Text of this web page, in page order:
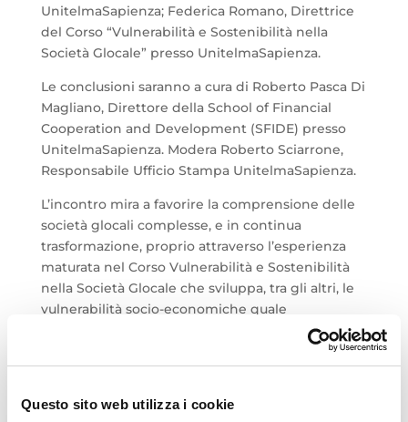
Questo sito web utilizza i cookie
UnitelmaSapienza; Federica Romano, Direttrice
del Corso “Vulnerabilità e Sostenibilità nella
Società Glocale” presso UnitelmaSapienza.
Le conclusioni saranno a cura di Roberto Pasca Di
Magliano, Direttore della School of Financial
Cooperation and Development (SFIDE) presso
UnitelmaSapienza. Modera Roberto Sciarrone,
Responsabile Ufficio Stampa UnitelmaSapienza.
L’incontro mira a favorire la comprensione delle
società glocali complesse, e in continua
trasformazione, proprio attraverso l’esperienza
maturata nel Corso Vulnerabilità e Sostenibilità
nella Società Glocale che sviluppa, tra gli altri, le
vulnerabilità socio-economiche quale
peggioramento della condizione delle fasce di
popolazione socialmente più fragili e ai margini
della società, le nuove sfide relative
strumento per l’inclusione sociale, l’impegno